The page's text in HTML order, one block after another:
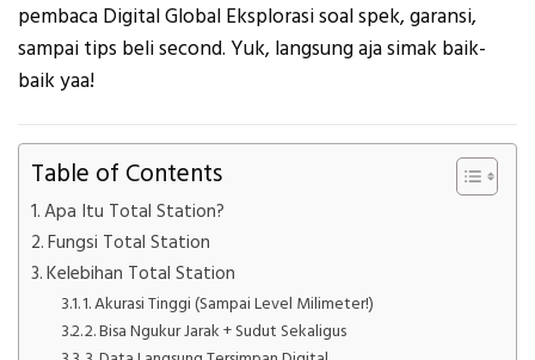
pembaca Digital Global Eksplorasi soal spek, garansi,
sampai tips beli second. Yuk, langsung aja simak baik-
baik yaa!
Table of Contents
Apa Itu Total Station?
Fungsi Total Station
Kelebihan Total Station
1. Akurasi Tinggi (Sampai Level Milimeter!)
2. Bisa Ngukur Jarak + Sudut Sekaligus